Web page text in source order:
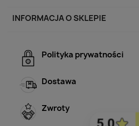
INFORMACJA O SKLEPIE
Polityka prywatności
Dostawa
Zwroty